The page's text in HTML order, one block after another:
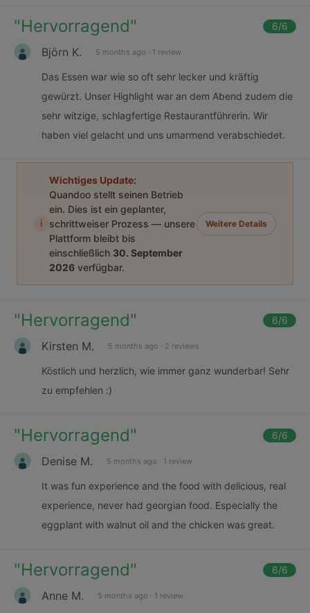
"Hervorragend" 6/6
Björn K. 5 months ago · 1 review
Das Essen war wie so oft sehr lecker und kräftig
gewürzt. Unser Highlight war an dem Abend zudem die
sehr witzige, schlagfertige Restaurantführerin. Wir
haben viel gelacht und uns umarmend verabschiedet.
i
Wichtiges Update:
Quandoo stellt seinen Betrieb
ein. Dies ist ein geplanter,
schrittweiser Prozess — unsere
Plattform bleibt bis
einschließlich 30. September
2026 verfügbar.
Weitere Details
"Hervorragend" 6/6
Kirsten M. 5 months ago · 2 reviews
Köstlich und herzlich, wie immer ganz wunderbar! Sehr
zu empfehlen :)
"Hervorragend" 6/6
Denise M. 5 months ago · 1 review
It was fun experience and the food with delicious, real
experience, never had georgian food. Especially the
eggplant with walnut oil and the chicken was great.
"Hervorragend" 6/6
Anne M. 5 months ago · 1 review